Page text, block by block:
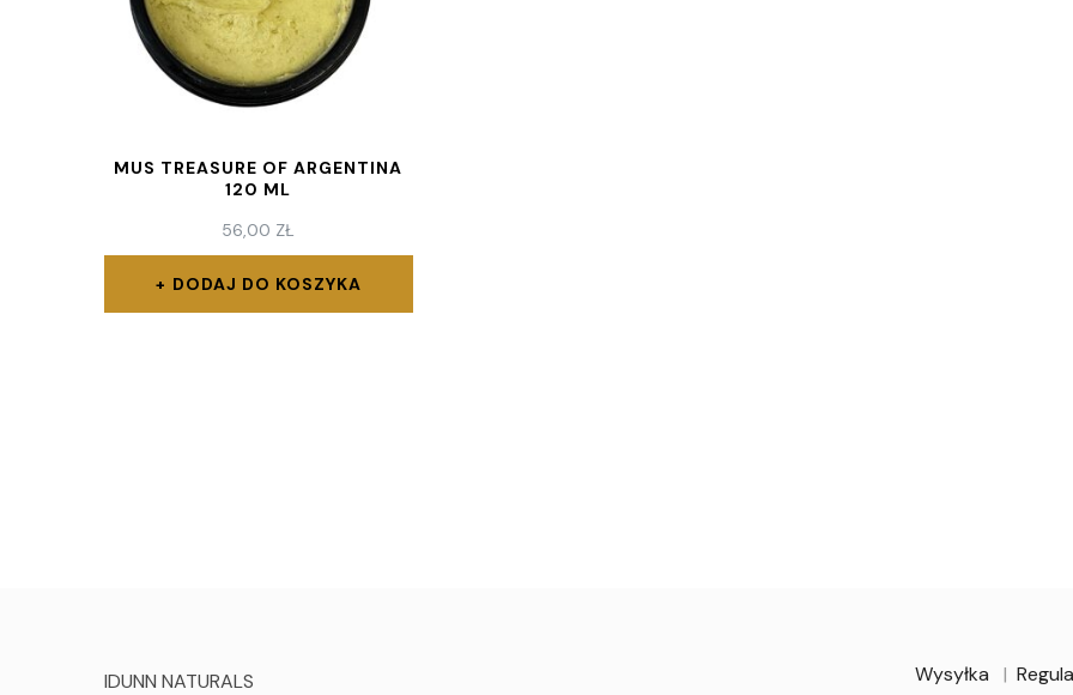
MUS TREASURE OF ARGENTINA
120 ML
56,00 ZŁ
DODAJ DO KOSZYKA
IDUNN NATURALS Wysyłka